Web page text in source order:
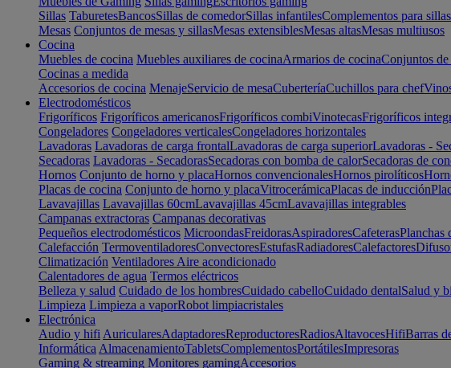
Sillas TaburetesBancosSillas de comedorSillas infantilesComplementos para sillas
Mesas Conjuntos de mesas y sillasMesas extensiblesMesas altasMesas multiusos
Cocina
Muebles de cocina Muebles auxiliares de cocinaArmarios de cocinaConjuntos de
Cocinas a medida
Accesorios de cocina MenajeServicio de mesaCuberteríaCuchillos para chef
Electrodomésticos
Frigoríficos Frigoríficos americanosFrigoríficos combiVinotecasFrigoríficos
Congeladores Congeladores verticalesCongeladores horizontales
Lavadoras Lavadoras de carga frontalLavadoras de carga superiorLavadoras -
Secadoras Lavadoras - SecadorasSecadoras con bomba de calorSecadoras de
Hornos Conjunto de horno y placaHornos convencionalesHornos pirolíticos
Placas de cocina Conjunto de horno y placaVitrocerámicaPlacas de inducción
Lavavajillas Lavavajillas 60cmLavavajillas 45cmLavavajillas integrables
Campanas extractoras Campanas decorativas
Pequeños electrodomésticos MicroondasFreidorasAspiradoresCafeterasPlanchas
Calefacción TermoventiladoresConvectoresEstufasRadiadoresCalefactores
Climatización Ventiladores Aire acondicionado
Calentadores de agua Termos eléctricos
Belleza y salud Cuidado de los hombresCuidado cabelloCuidado dentalSalud y
Limpieza Limpieza a vaporRobot limpiacristales
Electrónica
Audio y hifi AuricularesAdaptadoresReproductoresRadiosAltavocesHifiBarras
Informática AlmacenamientoTabletsComplementosPortátilesImpresoras
Gaming & streaming Monitores gamingAccesorios